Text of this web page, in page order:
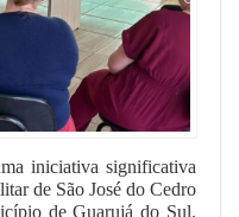
iniciativa significativa
de São José do Cedro
de Guarujá do Sul.